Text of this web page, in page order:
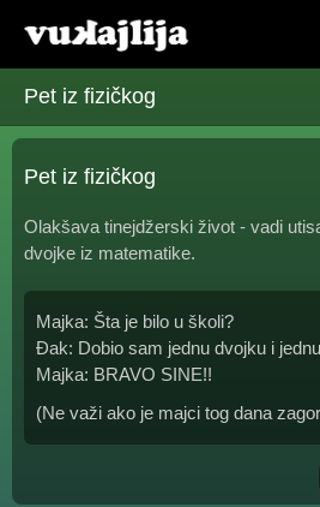
Pet iz fizičkog
Pet iz fizičkog
Olakšava tinejdžerski život - vadi
dvojke iz matematike.
Majka: Šta je bilo u školi?
Đak: Dobio sam jednu dvojku i
Majka: BRAVO SINE!!
(Ne važi ako je majci tog dana